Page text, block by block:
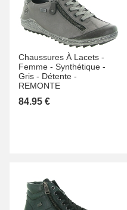
Chaussures À Lacets -
Femme - Synthétique -
Gris - Détente -
REMONTE
84.95 €